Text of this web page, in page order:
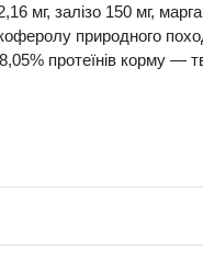
мг, залізо 150 мг,
природного
протеїнів корму —